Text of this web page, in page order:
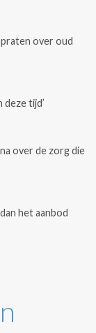
praten over oud
tijd’
over de zorg die
het aanbod